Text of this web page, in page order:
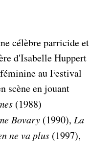
célèbre parricide et
d'Isabelle Huppert
au Festival
scène en jouant
(1988)
Bovary (1990), La
ne va plus (1997),